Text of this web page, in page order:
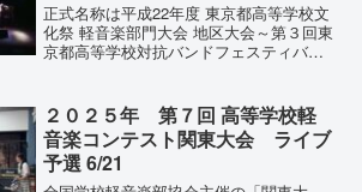
正式名称は平成22年度 東京都高等学校文
化祭 軽音楽部門大会 地区大会～第３回東
京都高等学校対抗バンドフェスティバル
GraⅤity〉はＡ会場（＠東放学園）にて演
奏を...
２０２５年 第７回 高等学校軽
音楽コンテスト関東大会 ライブ
予選 6/21